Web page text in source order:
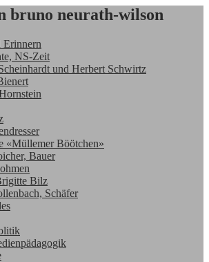
bruno neurath-wilson
Erinnern
NS-Zeit
und Herbert Schwirtz
«Müllemer Böötchen»
Bauer
Bilz
Schäfer